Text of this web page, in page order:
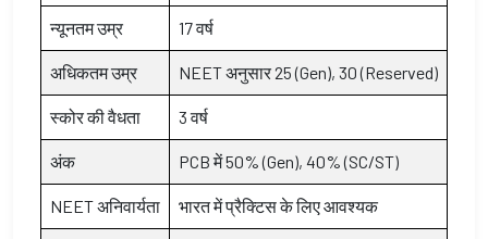
न्यूनतम उम्र 17 वर्ष
अधिकतम उम्र NEET अनुसार 25 (Gen), 30 (Reserved)
स्कोर की वैधता 3 वर्ष
अंक PCB में 50% (Gen), 40% (SC/ST)
NEET अनिवार्यता भारत में प्रैक्टिस के लिए आवश्यक